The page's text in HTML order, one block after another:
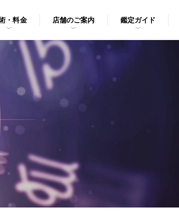
・料金 店舗のご案内 鑑定ガイド